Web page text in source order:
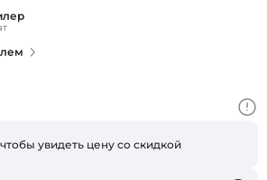
чтобы увидеть цену со скидкой